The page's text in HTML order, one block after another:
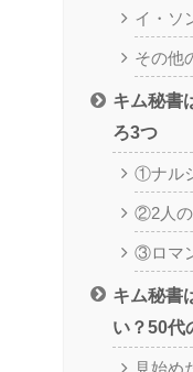
イ・ソ
その他
キム秘書
ろ3つ
①ナル
②2人の
③ロマ
キム秘書
い？50代